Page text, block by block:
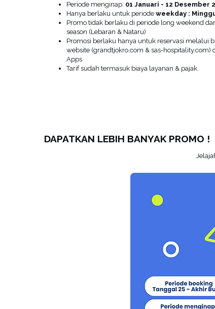
Periode menginap: 01 Januari - 12 Desember
Hanya berlaku untuk periode weekday :
Promo tidak berlaku di periode long weekend
season (Lebaran & Nataru)
Promosi berlaku hanya untuk reservasi melalui
website (grandtjokro.com & sas-hospitality.com)
Apps
Tarif sudah termasuk biaya layanan & pajak.
DAPATKAN LEBIH BANYAK PROMO !